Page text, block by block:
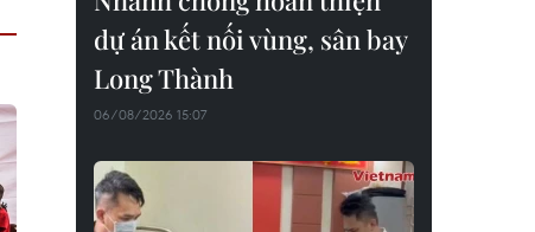
dự án kết nối vùng, sân bay
Long Thành
06/08/2026 15:07